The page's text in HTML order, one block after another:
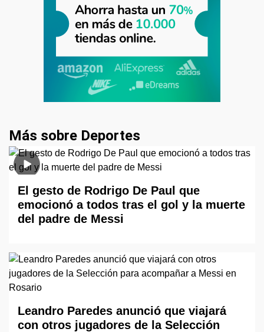
Más sobre Deportes
El gesto de Rodrigo De Paul que
emocionó a todos tras el gol y la muerte
del padre de Messi
Leandro Paredes anunció que viajará
con otros jugadores de la Selección